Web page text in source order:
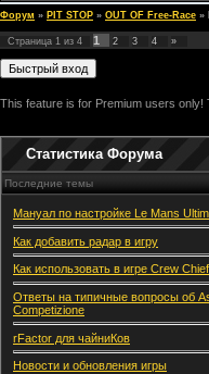
Форум » PIT STOP » OUT OF Free-Race »
Страница 1 из 4 1 2 3 4 »
This feature is for Premium users only!
Статистика Форума
Последние темы
Мануал по настройке Le Mans
Как добавить радар в игру
Как использовать в игре Crew
Ответы на типичные вопросы об
Competizione
rFactor для чайниКов
Новости и обновления игры